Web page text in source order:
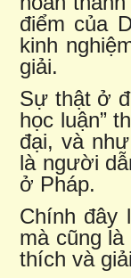
điểm của
kinh
giải.
Sự thật ở
học luận”
đại, và
là người
ở Pháp.
Chính đây
mà cũng
thích và